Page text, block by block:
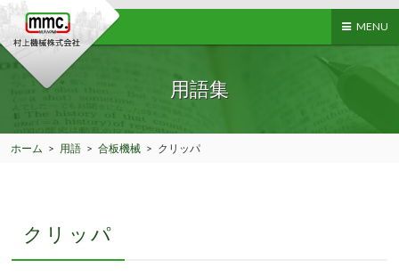
MENU
用語集
ホーム > 用語 > 合板機械 > クリッパ
クリッパ